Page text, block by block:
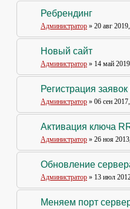
Ребрендинг
Администратор » 20 авг
Новый сайт
Администратор » 14 май
Регистрация
Администратор » 06 сен
Активация ключа
Администратор » 26 ноя
Обновление
Администратор » 13 июл
Меняем порт